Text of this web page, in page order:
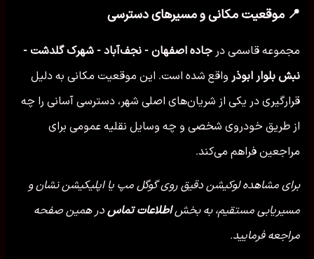
📍 موقعیت مکانی و مسیرهای دسترسی
مجموعه قاسمی در جاده اصفهان - نجف‌آباد - شهرک گلدشت -
نبش بلوار ابوذر واقع شده است. این موقعیت مکانی به دلیل
قرارگیری در یکی از شریان‌های اصلی شهر، دسترسی آسانی را چه
از طریق خودروی شخصی و چه وسایل نقلیه عمومی برای
مراجعین فراهم می‌کند.
برای مشاهده لوکیشن دقیق روی گوگل مپ یا اپلیکیشن نشان و
مسیریابی مستقیم، به بخشاطلاعات تماس در همین صفحه
مراجعه فرمایید.